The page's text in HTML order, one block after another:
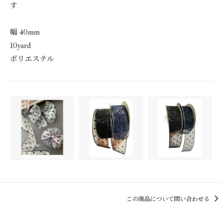
す
幅 40mm
10yard
ポリエステル
この商品について問い合わせる